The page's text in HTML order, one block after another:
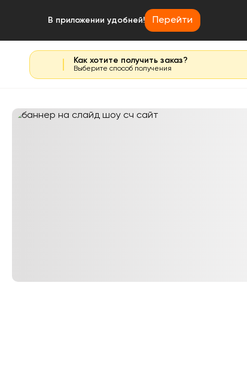
В приложении удобней! Перейти
Как хотите получить заказ?
Выберите способ получения